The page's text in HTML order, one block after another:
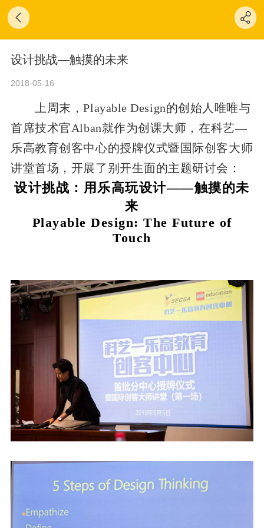
设计挑战—触摸的未来
2018-05-16
上周末，Playable Design的创始人唯唯与
首席技术官Alban就作为创课大师，在科艺—
乐高教育创客中心的授牌仪式暨国际创客大师
讲堂首场，开展了别开生面的主题研讨会：
设计挑战： 用乐高玩设计——触摸的未
来
Playable Design: The Future of
Touch